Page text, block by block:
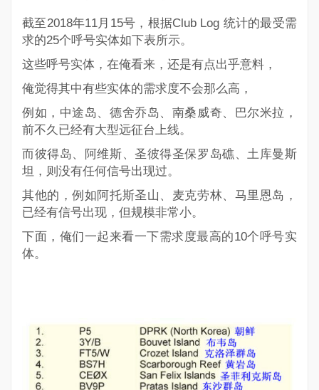
截至2018年11月15号，根据Club Log 统计的最受需
求的25个呼号实体如下表所示。
这些呼号实体，在俺看来，还是有点出乎意料，
俺觉得其中有些实体的需求度不会那么高，
例如，中途岛、德舍乔岛、南桑威奇、巴尔米拉，
前不久已经有大型远征台上线。
而彼得岛、阿维斯、圣彼得圣保罗岛礁、土库曼斯
坦，则没有任何信号出现过。
其他的，例如阿托斯圣山、麦克劳林、马里恩岛，
已经有信号出现，但规模非常小。
下面，俺们一起来看一下需求度最高的10个呼号实
体。